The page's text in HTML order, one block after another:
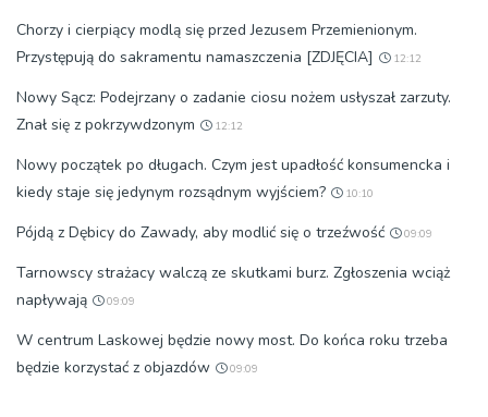
Chorzy i cierpiący modlą się przed Jezusem Przemienionym.
Przystępują do sakramentu namaszczenia [ZDJĘCIA]
12:12
Nowy Sącz: Podejrzany o zadanie ciosu nożem usłyszał zarzuty.
Znał się z pokrzywdzonym
12:12
Nowy początek po długach. Czym jest upadłość konsumencka i
kiedy staje się jedynym rozsądnym wyjściem?
10:10
Pójdą z Dębicy do Zawady, aby modlić się o trzeźwość 09:09
Tarnowscy strażacy walczą ze skutkami burz. Zgłoszenia wciąż
napływają
09:09
W centrum Laskowej będzie nowy most. Do końca roku trzeba
będzie korzystać z objazdów
09:09